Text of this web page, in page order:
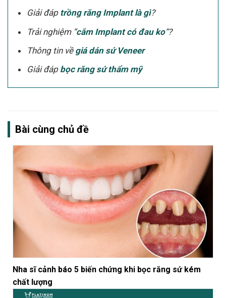
Giải đáp trồng răng Implant là gì?
Trải nghiệm “cắm Implant có đau ko“?
Thông tin về giá dán sứ Veneer
Giải đáp bọc răng sứ thẩm mỹ
Bài cùng chủ đề
Nha sĩ cảnh báo 5 biến chứng khi bọc răng sứ kém
chất lượng